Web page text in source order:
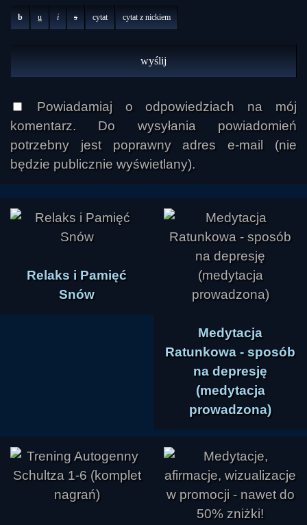
b u i s cytat cytat z nickiem
Powiadamiaj o odpowiedziach na mój
komentarz. Do wysyłania powiadomień
potrzebny jest poprawny adres e-mail (nie
będzie publicznie wyświetlany).
Relaks i Pamięć
Snów
Medytacja
Ratunkowa - sposób
na depresję
(medytacja
prowadzona)